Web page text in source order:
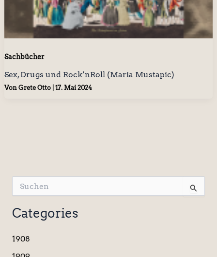
Sachbücher
Sex, Drugs und Rock’nRoll (Maria Mustapic)
Von Grete Otto 17. Mai 2024
u
c
h
n
a
Categories
1908